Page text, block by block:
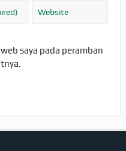
saya pada peramban